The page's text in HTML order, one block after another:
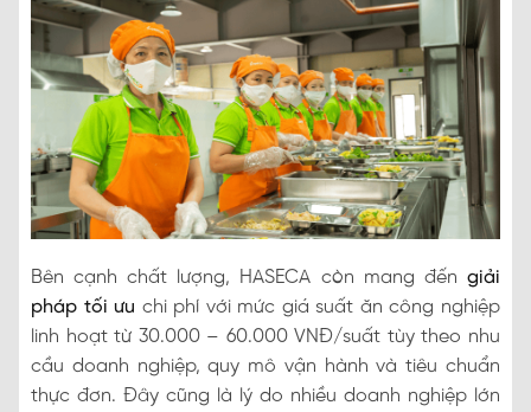
Bên cạnh chất lượng, HASECA còn mang đến giải
pháp tối ưu chi phí với mức giá suất ăn công nghiệp
linh hoạt từ 30.000 – 60.000 VNĐ/suất tùy theo nhu
cầu doanh nghiệp, quy mô vận hành và tiêu chuẩn
thực đơn. Đây cũng là lý do nhiều doanh nghiệp lớn